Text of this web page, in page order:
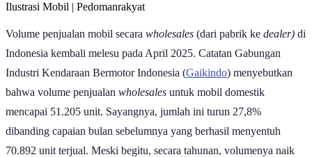
Ilustrasi Mobil | Pedomanrakyat
Volume penjualan mobil secara wholesales (dari pabrik ke dealer) di
Indonesia kembali melesu pada April 2025. Catatan Gabungan
Industri Kendaraan Bermotor Indonesia (Gaikindo) menyebutkan
bahwa volume penjualan wholesales untuk mobil domestik
mencapai 51.205 unit. Sayangnya, jumlah ini turun 27,8%
dibanding capaian bulan sebelumnya yang berhasil menyentuh
70.892 unit terjual. Meski begitu, secara tahunan, volumenya naik